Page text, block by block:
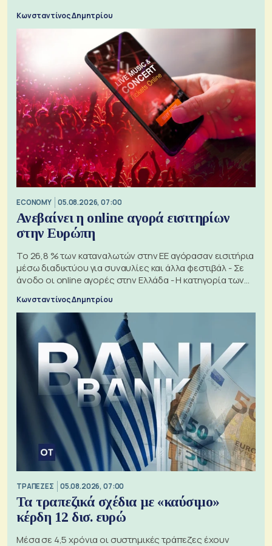
Κωνσταντίνος Δημητρίου
ECONOMY 05.08.2026, 07:00
Ανεβαίνει η online αγορά εισιτηρίων
στην Ευρώπη
Το 26,8 % των καταναλωτών στην ΕΕ αγόρασαν εισιτήρια
μέσω διαδικτύου για συναυλίες και άλλα φεστιβάλ - Σε
άνοδο οι online αγορές στην Ελλάδα - Η κατηγορία των
εισιτηρίων
Κωνσταντίνος Δημητρίου
ΤΡΑΠΕΖΕΣ 05.08.2026, 07:00
Τα τραπεζικά σχέδια με «καύσιμο»
κέρδη 12 δισ. ευρώ
Μέσα σε 4,5 χρόνια οι συστημικές τράπεζες έχουν